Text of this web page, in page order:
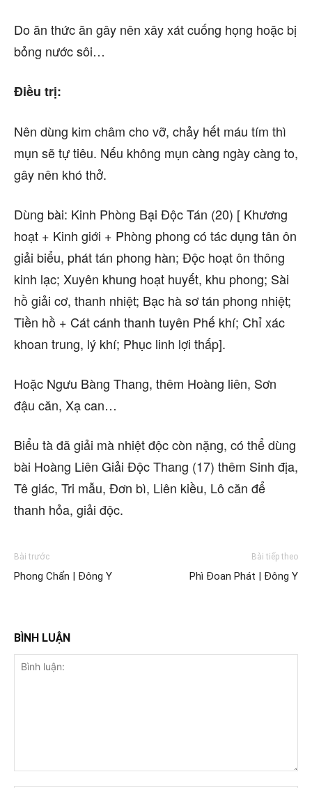
Do ăn thức ăn gây nên xây xát cuống họng hoặc bị
bỏng nước sôi…
Điều trị:
Nên dùng kim châm cho vỡ, chảy hết máu tím thì
mụn sẽ tự tiêu. Nếu không mụn càng ngày càng to,
gây nên khó thở.
Dùng bài: Kinh Phòng Bại Độc Tán (20) [ Khương
hoạt + Kinh giới + Phòng phong có tác dụng tân ôn
giải biểu, phát tán phong hàn; Độc hoạt ôn thông
kinh lạc; Xuyên khung hoạt huyết, khu phong; Sài
hồ giải cơ, thanh nhiệt; Bạc hà sơ tán phong nhiệt;
Tiền hồ + Cát cánh thanh tuyên Phế khí; Chỉ xác
khoan trung, lý khí; Phục linh lợi thấp].
Hoặc Ngưu Bàng Thang, thêm Hoàng liên, Sơn
đậu căn, Xạ can…
Biểu tà đã giải mà nhiệt độc còn nặng, có thể dùng
bài Hoàng Liên Giải Độc Thang (17) thêm Sinh địa,
Tê giác, Tri mẫu, Đơn bì, Liên kiều, Lô căn để
thanh hỏa, giải độc.
Bài trước
Phong Chẩn | Đông Y
Bài tiếp theo
Phì Đoan Phát | Đông Y
BÌNH LUẬN